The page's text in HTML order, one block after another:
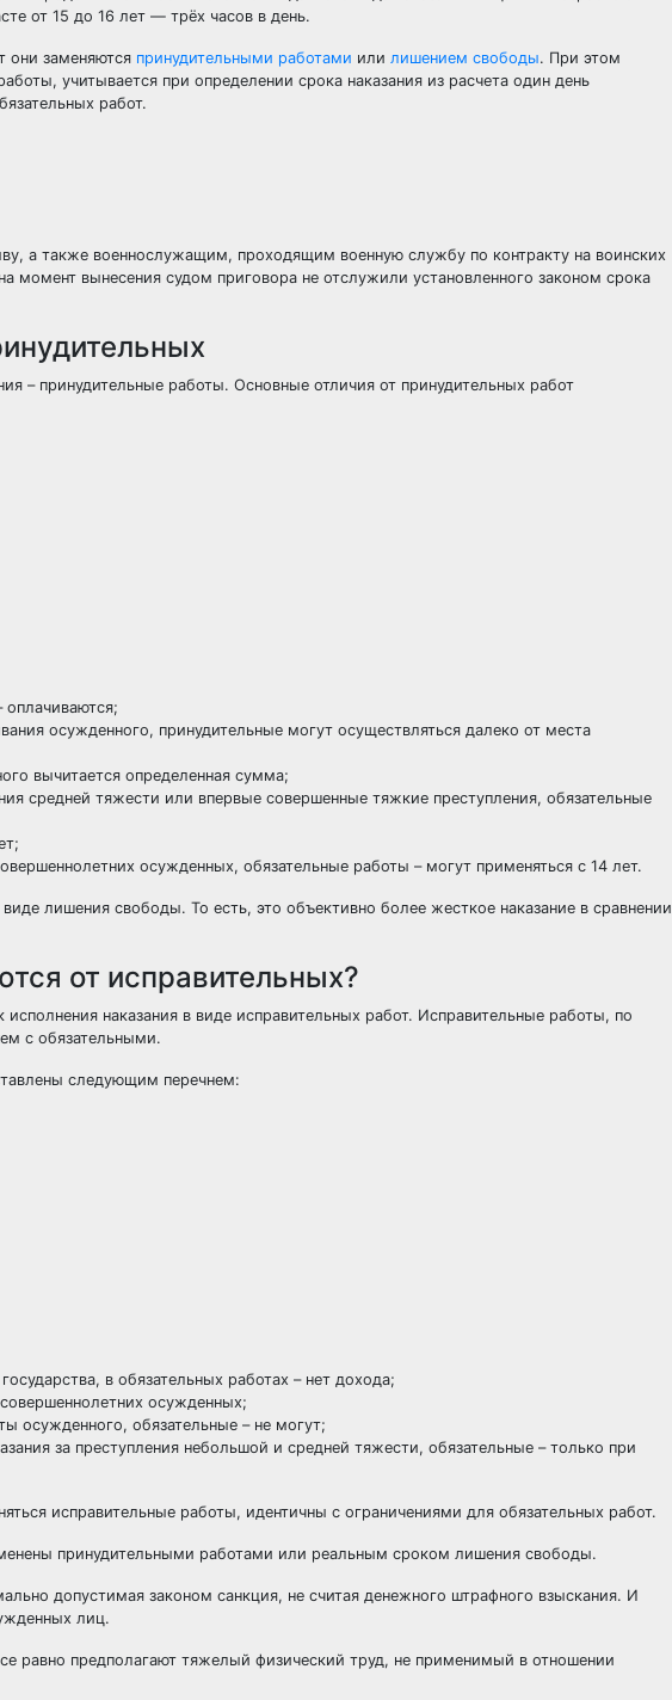
от 15 до 16 лет — трёх часов в день.
они заменяются принудительными работами или лишением свободы. При этом
учитывается при определении срока наказания из расчета один день
работ.
а также военнослужащим, проходящим военную службу по контракту на воинских
момент вынесения судом приговора не отслужили установленного законом срока
– принудительные работы. Основные отличия от принудительных работ
оплачиваются;
осужденного, принудительные могут осуществляться далеко от места
вычитается определенная сумма;
средней тяжести или впервые совершенные тяжкие преступления, обязательные
осужденных, обязательные работы – могут применяться с 14 лет.
лишения свободы. То есть, это объективно более жесткое наказание в сравнении
от исправительных?
наказания в виде исправительных работ. Исправительные работы, по
с обязательными.
следующим перечнем:
в обязательных работах – нет дохода;
осужденных;
осужденного, обязательные – не могут;
за преступления небольшой и средней тяжести, обязательные – только при
исправительные работы, идентичны с ограничениями для обязательных работ.
принудительными работами или реальным сроком лишения свободы.
допустимая законом санкция, не считая денежного штрафного взыскания. И
лиц.
равно предполагают тяжелый физический труд, не применимый в отношении